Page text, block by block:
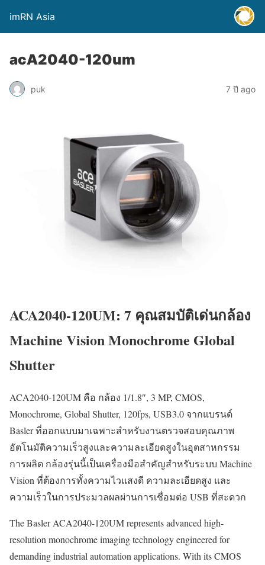
imRN Asia
acA2040-120um
puk 7 ปี ago
ACA2040-120UM: 7 คุณสมบัติเด่นกล้อง
Machine Vision Monochrome Global
Shutter
ACA2040-120UM คือ กล้อง 1/1.8″, 3 MP, CMOS,
Monochrome, Global Shutter, 120fps, USB3.0 จากแบรนด์
Basler ที่ออกแบบมาเฉพาะสำหรับงานตรวจสอบคุณภาพ
อัตโนมัติความเร็วสูงและความละเอียดสูงในอุตสาหกรรม
การผลิต กล้องรุ่นนี้เป็นเครื่องมือสำคัญสำหรับระบบ Machine
Vision ที่ต้องการทั้งความไวแสงดี ความละเอียดสูง และ
ความเร็วในการประมวลผลผ่านการเชื่อมต่อ USB ที่สะดวก
The Basler ACA2040-120UM represents advanced high-
resolution monochrome imaging technology engineered for
demanding industrial automation applications. With its CMOS